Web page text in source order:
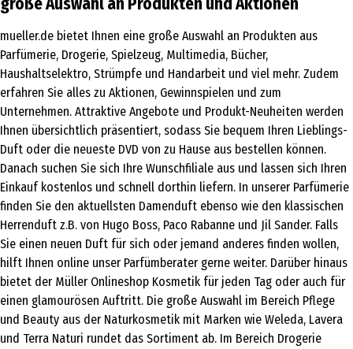
mueller.de bietet Ihnen eine große Auswahl an Produkten aus
Parfümerie, Drogerie, Spielzeug, Multimedia, Bücher,
Haushaltselektro, Strümpfe und Handarbeit und viel mehr. Zudem
erfahren Sie alles zu Aktionen, Gewinnspielen und zum
Unternehmen. Attraktive Angebote und Produkt-Neuheiten werden
Ihnen übersichtlich präsentiert, sodass Sie bequem Ihren Lieblings-
Duft oder die neueste DVD von zu Hause aus bestellen können.
Danach suchen Sie sich Ihre Wunschfiliale aus und lassen sich Ihren
Einkauf kostenlos und schnell dorthin liefern. In unserer Parfümerie
finden Sie den aktuellsten Damenduft ebenso wie den klassischen
Herrenduft z.B. von Hugo Boss, Paco Rabanne und Jil Sander. Falls
Sie einen neuen Duft für sich oder jemand anderes finden wollen,
hilft Ihnen online unser Parfümberater gerne weiter. Darüber hinaus
bietet der Müller Onlineshop Kosmetik für jeden Tag oder auch für
einen glamourösen Auftritt. Die große Auswahl im Bereich Pflege
und Beauty aus der Naturkosmetik mit Marken wie Weleda, Lavera
und Terra Naturi rundet das Sortiment ab. Im Bereich Drogerie